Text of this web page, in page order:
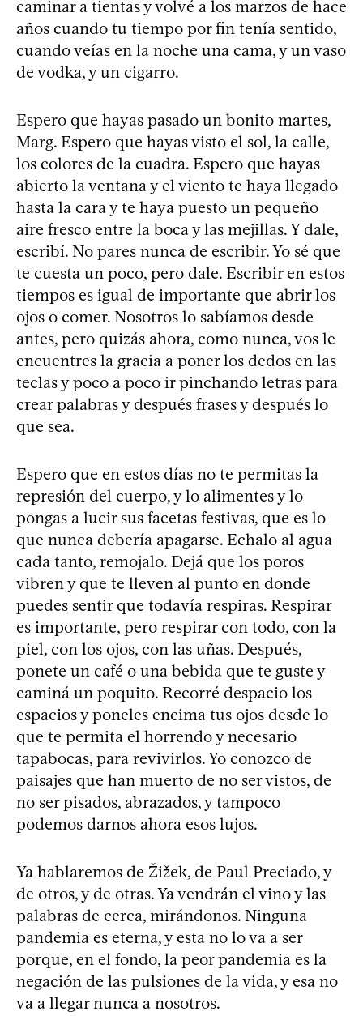
caminar a tientas y volvé a los marzos de hace
años cuando tu tiempo por fin tenía sentido,
cuando veías en la noche una cama, y un vaso
de vodka, y un cigarro.
Espero que hayas pasado un bonito martes,
Marg. Espero que hayas visto el sol, la calle,
los colores de la cuadra. Espero que hayas
abierto la ventana y el viento te haya llegado
hasta la cara y te haya puesto un pequeño
aire fresco entre la boca y las mejillas. Y dale,
escribí. No pares nunca de escribir. Yo sé que
te cuesta un poco, pero dale. Escribir en estos
tiempos es igual de importante que abrir los
ojos o comer. Nosotros lo sabíamos desde
antes, pero quizás ahora, como nunca, vos le
encuentres la gracia a poner los dedos en las
teclas y poco a poco ir pinchando letras para
crear palabras y después frases y después lo
que sea.
Espero que en estos días no te permitas la
represión del cuerpo, y lo alimentes y lo
pongas a lucir sus facetas festivas, que es lo
que nunca debería apagarse. Echalo al agua
cada tanto, remojalo. Dejá que los poros
vibren y que te lleven al punto en donde
puedes sentir que todavía respiras. Respirar
es importante, pero respirar con todo, con la
piel, con los ojos, con las uñas. Después,
ponete un café o una bebida que te guste y
caminá un poquito. Recorré despacio los
espacios y poneles encima tus ojos desde lo
que te permita el horrendo y necesario
tapabocas, para revivirlos. Yo conozco de
paisajes que han muerto de no ser vistos, de
no ser pisados, abrazados, y tampoco
podemos darnos ahora esos lujos.
Ya hablaremos de Žižek, de Paul Preciado, y
de otros, y de otras. Ya vendrán el vino y las
palabras de cerca, mirándonos. Ninguna
pandemia es eterna, y esta no lo va a ser
porque, en el fondo, la peor pandemia es la
negación de las pulsiones de la vida, y esa no
va a llegar nunca a nosotros.